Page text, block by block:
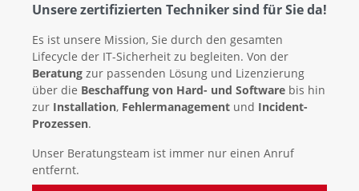
Unsere zertifizierten Techniker sind für Sie da!
Es ist unsere Mission, Sie durch den gesamten
Lifecycle der IT-Sicherheit zu begleiten. Von der
Beratung zur passenden Lösung und Lizenzierung
über die Beschaffung von Hard- und Software bis hin
zur Installation, Fehlermanagement und Incident-
Prozessen.
Unser Beratungsteam ist immer nur einen Anruf
entfernt.